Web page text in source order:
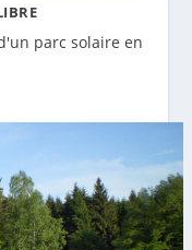
parc solaire en